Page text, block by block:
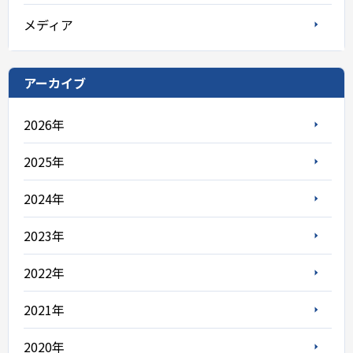
メディア
アーカイブ
2026年
2025年
2024年
2023年
2022年
2021年
2020年